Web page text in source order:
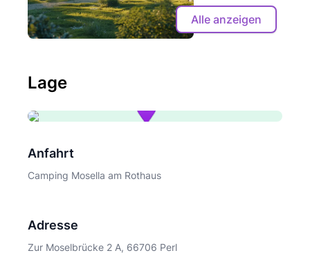
Alle anzeigen
Lage
Anfahrt
Camping Mosella am Rothaus
Adresse
Zur Moselbrücke 2 A, 66706 Perl